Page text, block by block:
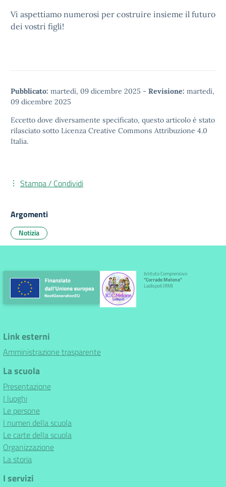
Vi aspettiamo numerosi per costruire insieme il futuro
dei vostri figli!
Pubblicato: martedì, 09 dicembre 2025 - Revisione: martedì,
09 dicembre 2025
Eccetto dove diversamente specificato, questo articolo è stato
rilasciato sotto Licenza Creative Commons Attribuzione 4.0
Italia.
Stampa / Condividi
Argomenti
Notizia
Istituto Comprensivo
"Corrado Melone"
Ladispoli (RM)
Link esterni
Amministrazione trasparente
La scuola
Presentazione
I luoghi
Le persone
I numeri della scuola
Le carte della scuola
Organizzazione
La storia
I servizi